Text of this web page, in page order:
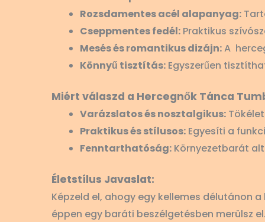
Rozsdamentes acél alapanyag:
Cseppmentes fedél: Praktikus
Mesés és romantikus dizájn:A
Könnyű tisztítás: Egyszerűen
Miért válaszd a Hercegnők Tánca
Varázslatos és nosztalgikus:
Praktikus és stílusos: Egyesíti a
Fenntarthatóság: Környezetbarát
Életstílus Javaslat:
Képzeld el, ahogy egy kellemes
éppen egy baráti beszélgetésben merülsz